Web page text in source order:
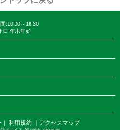
:10:00～18:30
日:年末年始
利用規約 ｜アクセスマップ